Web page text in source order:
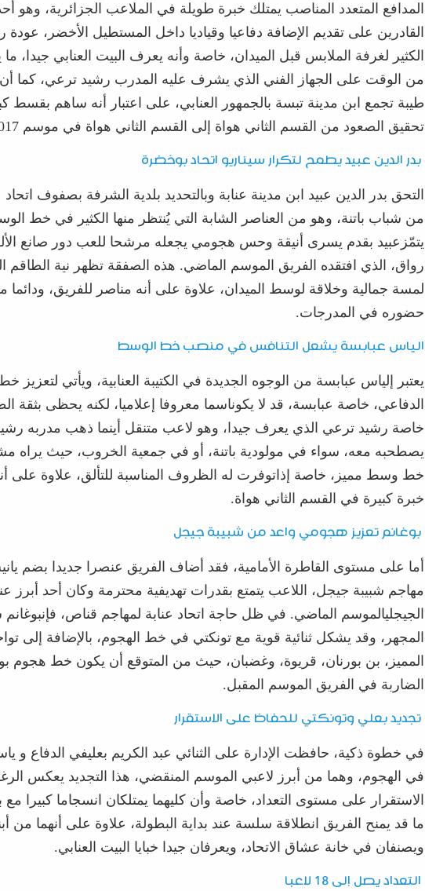
المدافع المتعدد المناصب يمتلك خبرة طويلة في الملاعب الجزائرية، وهو
القادرين على تقديم الإضافة دفاعيا وقياديا داخل المستطيل الأخضر ، عودة
الكثير لغرفة الملابس قبل الميدان، خاصة وأنه يعرف البيت العنابي جيد ا،
من الوقت على الجهاز الفني الذي يشرف عليه المدرب رشيد ترعي، كما
طيبة تجمع ابن مدينة تبسة بالجمهور العنابي، على اعتبار أنه ساهم بقسط
تحقيق الصعود من القسم الثاني هواة إلى القسم الثاني هواة في موسم 2017 ـ 2018.
بدر الدين عبيد يطمح لتكرار سيناريو اتحاد بوخضرة
التحق بدر الدين عبيد ابن مدينة عنابة وبالتحديد بلدية الشرفة بصفوف اتحاد
من شباب باتنة، وهو من العناصر الشابة التي يُنتظر منها الكثير في خط
يتمّز عبيد بقدم يسرى أنيقة وحس هجومي يجعله مرشحا للعب دور صانع
رواق، الذي افتقده الفريق الموسم الماضي. هذه الصفقة تظهر نية الطاقم
لمسة جمالية وخلاقة لوسط الميدان، علاوة على أنه مناصر للفريق،
حضوره في المدرجات.
الياس عبابسة يشعل التنافس في منصب خط الوسط
يعتبر إلياس عبابسة من الوجوه الجديدة في الكتيبة العنابية، ويأتي لتعزيز خط
الدفاعي، خاصة عبابسة، قد لا يكوناسما معروفا إعلاميا، لكنه يحظى بثقة
خاصة رشيد ترعي الذي يعرف جيدا ، وهو لاعب متنقل أينما ذهب مدربه
يصطحبه معه، سواء في مولودية باتنة، أو في جمعية الخروب، حيث ير اه
خط وسط مميز، خاصة إذا توفرت له الظروف المناسبة للتألق، علاوة على
خبرة كبيرة في القسم الثاني هواة.
بوغانم تعزيز هجومي واعد من شبيبة جيجل
أما على مستوى القاطر ة الأمامية، فقد أضاف الفريق عنصر ا جديد ا بضم
مهاجم شبيبة جيجل، اللاعب يتمتع بقدرات تهديفية محترمة وكان أحد أبرز
الجيجليالموسم الماضي. في ظل حاجة اتحاد عنابة لمهاجم قناص، فإنبوغانم
المجهر، وقد يشكل ثنائية قوية مع تونكتي في خط الهجوم، بالإضافة إلى
لمميز، بن بورنان، قريوة، وغضبان، حيث من المتوقع أن يكون خط هجوم
الضاربة في الفريق الموسم المقبل.
تجديد بعلي وتونكتي للحفاظ على الاستقرار
في خطوة ذكية، حافظت الإدارة على الثنائي عبد الكريم بعليفي الدفاع و
في الهجوم، وهما من أبرز لاعبي الموسم المنقضي، هذا التجديد يعكس
الاستقرار على مستوى التعداد، خاصة وأن كليهما يمتلكان انسجاما كبيرا مع
ما قد يمنح الفريق انطلاقة سلسة عند بداية البطولة، علاوة على أنهما من
ويصنفان في خانة عشاق الاتحاد، ويعرفان جيدا خبايا البيت العنابي.
التعداد يصل إلى 18 لاعبا